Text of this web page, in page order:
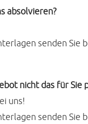
absolvieren?
senden Sie
nicht das für Sie
uns!
senden Sie